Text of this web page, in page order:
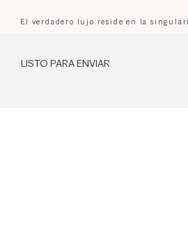
El verdadero lujo reside en la
LISTO PARA ENVIAR